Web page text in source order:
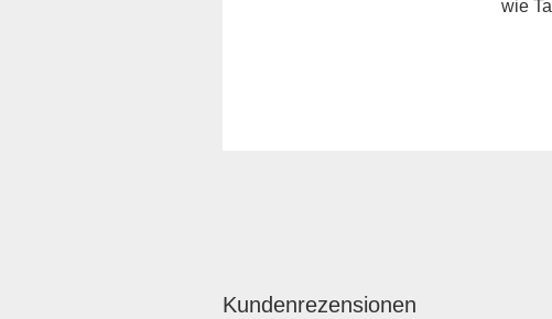
wie
Kundenrezensionen